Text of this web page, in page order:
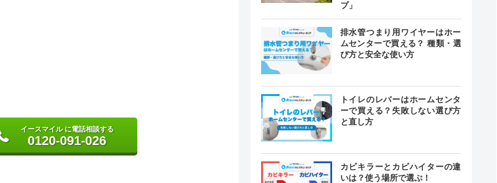
イースマイル に電話相談する
0120-091-026
プ」
排水管つまり用ワイヤーはホー
ムセンターで買える？ 種類・選
び方と安全な使い方
トイレのレバーはホームセンタ
ーで買える？失敗しない選び方
と直し方
カビキラーとカビハイターの違
いは？使う場所で選ぶ！